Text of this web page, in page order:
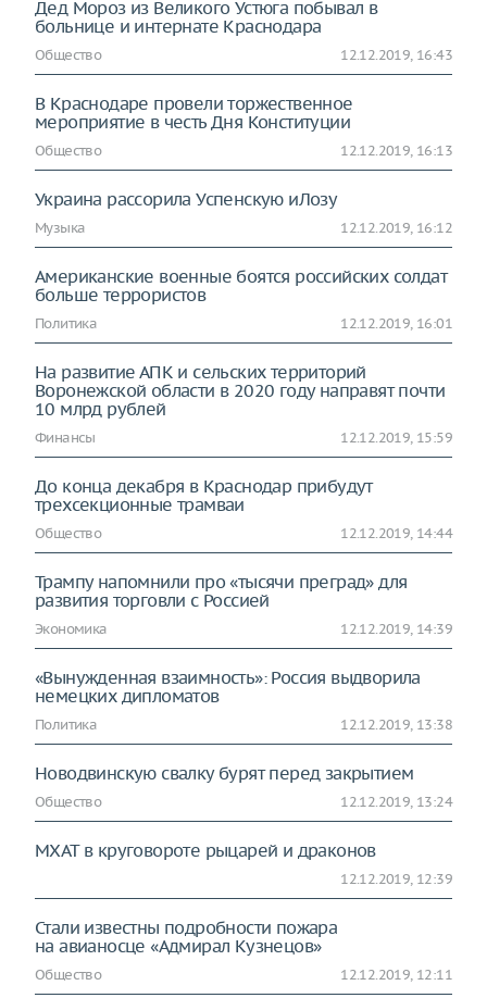
Дед Мороз из Великого Устюга побывал в
больнице и интернате Краснодара
Общество 12.12.2019, 16:43
В Краснодаре провели торжественное
мероприятие в честь Дня Конституции
Общество 12.12.2019, 16:13
Украина рассорила Успенскую иЛозу
Музыка 12.12.2019, 16:12
Американские военные боятся российских солдат
больше террористов
Политика 12.12.2019, 16:01
На развитие АПК и сельских территорий
Воронежской области в 2020 году направят почти
10 млрд рублей
Финансы 12.12.2019, 15:59
До конца декабря в Краснодар прибудут
трехсекционные трамваи
Общество 12.12.2019, 14:44
Трампу напомнили про «тысячи преград» для
развития торговли с Россией
Экономика 12.12.2019, 14:39
«Вынужденная взаимность»: Россия выдворила
немецких дипломатов
Политика 12.12.2019, 13:38
Новодвинскую свалку бурят перед закрытием
Общество 12.12.2019, 13:24
МХАТ в круговороте рыцарей и драконов
12.12.2019, 12:39
Стали известны подробности пожара
на авианосце «Адмирал Кузнецов»
Общество 12.12.2019, 12:11